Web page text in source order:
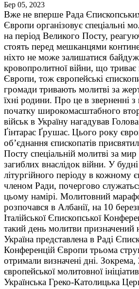
Бер 05, 2023
Вже не вперше Рада
Європи організовує спеціальні
на період Великого Посту,
стоять перед мешканцями
ніхто не може залишатися
кровопролитної війни, що триває
Європи, тож європейські
громади тривають молитві за
їхні родини. Про це в зверненні з
початку широкомасштабного
військ в Україну нагадував
Ґінтарас Ґрушас. Цього року
об’єднання єпископатів
Посту спеціальній молитві за мир
загиблих внаслідок війни. У
літургійного періоду в кожному
членом Ради, почергово
цьому намірі. Молитовний
розпочався в Албанії, на 10
Італійської Єпископської
такий день молитви призначений
Україна представлена в Раді
Конференцій Європи трьома
отримали визначені дні.
європейської молитовної
Українська Греко-Католицька